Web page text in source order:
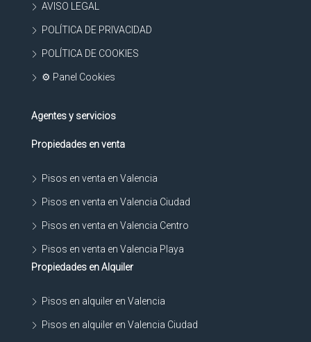
AVISO LEGAL
POLÍTICA DE PRIVACIDAD
POLÍTICA DE COOKIES
⚙ Panel Cookies
Agentes y servicios
Propiedades en venta
Pisos en venta en Valencia
Pisos en venta en Valencia Ciudad
Pisos en venta en Valencia Centro
Pisos en venta en Valencia Playa
Propiedades en Alquiler
Pisos en alquiler en Valencia
Pisos en alquiler en Valencia Ciudad